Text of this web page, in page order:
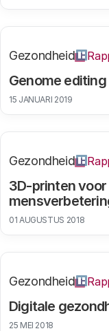
Genome
Gezondheid
15 JANUARI 2019
3D-printen
Gezondheid
01 AUGUSTUS 2018
Digitale
Gezondheid
25 MEI 2018